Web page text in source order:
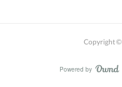
Copyright ©
Powered by